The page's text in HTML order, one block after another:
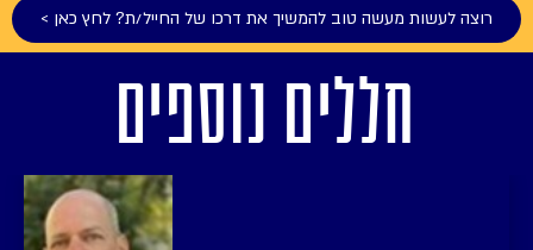
רוצה לעשות מעשה טוב להמשיך את דרכו של החייל/ת? לחץ כאן >
חללים נוספים